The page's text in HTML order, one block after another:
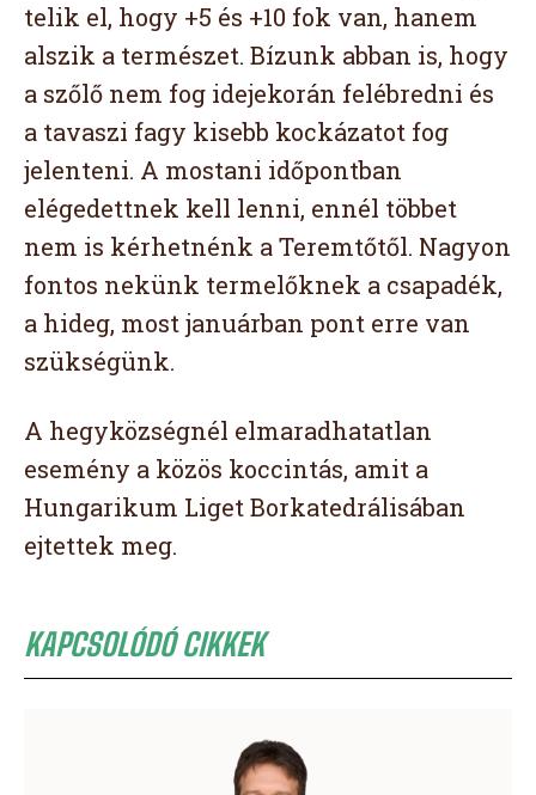
telik el, hogy +5 és +10 fok van, hanem
alszik a természet. Bízunk abban is, hogy
a szőlő nem fog idejekorán felébredni és
a tavaszi fagy kisebb kockázatot fog
jelenteni. A mostani időpontban
elégedettnek kell lenni, ennél többet
nem is kérhetnénk a Teremtőtől. Nagyon
fontos nekünk termelőknek a csapadék,
a hideg, most januárban pont erre van
szükségünk.
A hegyközségnél elmaradhatatlan
esemény a közös koccintás, amit a
Hungarikum Liget Borkatedrálisában
ejtettek meg.
KAPCSOLÓDÓ CIKKEK